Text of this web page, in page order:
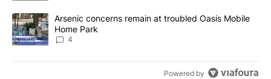
A trending article titled "Arsenic concerns remain at troubled
Arsenic concerns remain at troubled Oasis Mobile
Home Park
4
Powered by